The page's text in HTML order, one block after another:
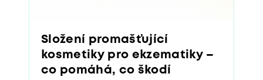
Složení promašťující
kosmetiky pro ekzematiky –
co pomáhá, co škodí